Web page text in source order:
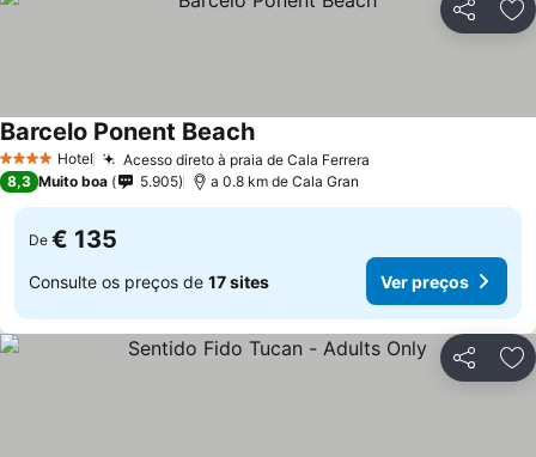
Partilhar
4 EstrelasHotel Acesso direto à praia de Cala Ferrera
Barcelo Ponent BeachVer preços
8,3 Muito boa 5.905 a 0.8 km de Cala Gran
De € 135
Consulte os preços de 17 sites Ver preços
Partilhar